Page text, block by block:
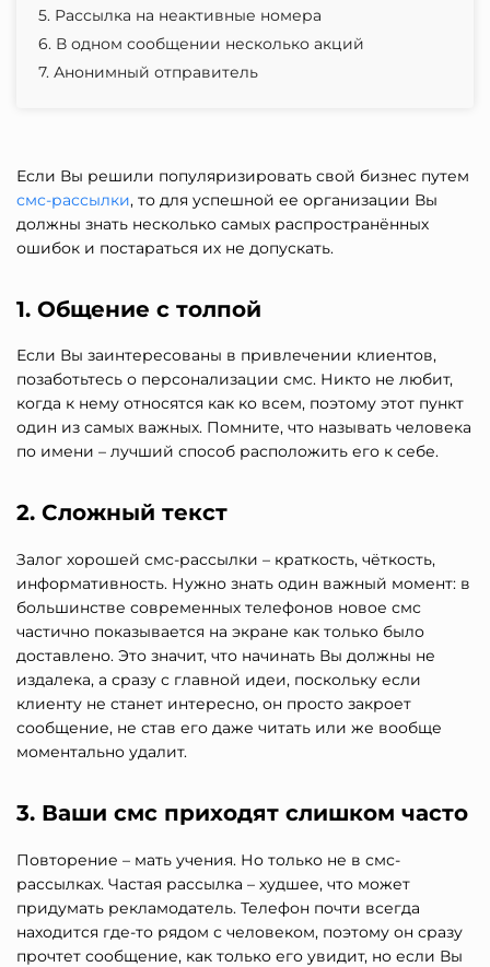
5. Рассылка на неактивные номера
6. В одном сообщении несколько акций
7. Анонимный отправитель
Если Вы решили популяризировать свой бизнес путем
смс-рассылки, то для успешной ее организации Вы
должны знать несколько самых распространённых
ошибок и постараться их не допускать.
1. Общение с толпой
Если Вы заинтересованы в привлечении клиентов,
позаботьтесь о персонализации смс. Никто не любит,
когда к нему относятся как ко всем, поэтому этот пункт
один из самых важных. Помните, что называть человека
по имени – лучший способ расположить его к себе.
2. Сложный текст
Залог хорошей смс-рассылки – краткость, чёткость,
информативность. Нужно знать один важный момент: в
большинстве современных телефонов новое смс
частично показывается на экране как только было
доставлено. Это значит, что начинать Вы должны не
издалека, а сразу с главной идеи, поскольку если
клиенту не станет интересно, он просто закроет
сообщение, не став его даже читать или же вообще
моментально удалит.
3. Ваши смс приходят слишком часто
Повторение – мать учения. Но только не в смс-
рассылках. Частая рассылка – худшее, что может
придумать рекламодатель. Телефон почти всегда
находится где-то рядом с человеком, поэтому он сразу
прочтет сообщение, как только его увидит, но если Вы